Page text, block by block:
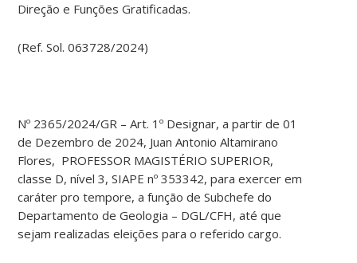
Direção e Funções Gratificadas.
(Ref. Sol. 063728/2024)
Nº 2365/2024/GR – Art. 1º Designar, a partir de 01
de Dezembro de 2024, Juan Antonio Altamirano
Flores, PROFESSOR MAGISTÉRIO SUPERIOR,
classe D, nível 3, SIAPE nº 353342, para exercer em
caráter pro tempore, a função de Subchefe do
Departamento de Geologia – DGL/CFH, até que
sejam realizadas eleições para o referido cargo.